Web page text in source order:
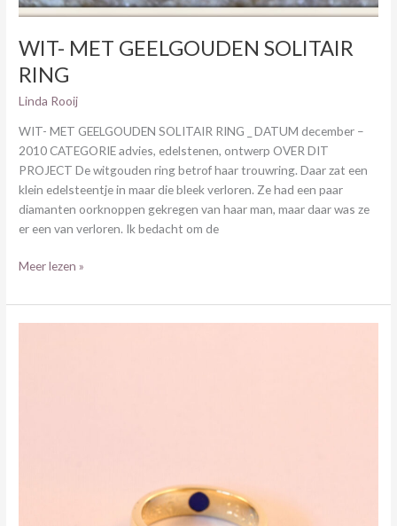
WIT- MET GEELGOUDEN SOLITAIR
RING
Linda Rooij
WIT- MET GEELGOUDEN SOLITAIR RING _ DATUM december –
2010 CATEGORIE advies, edelstenen, ontwerp OVER DIT
PROJECT De witgouden ring betrof haar trouwring. Daar zat een
klein edelsteentje in maar die bleek verloren. Ze had een paar
diamanten oorknoppen gekregen van haar man, maar daar was ze
er een van verloren. Ik bedacht om de
Meer lezen »